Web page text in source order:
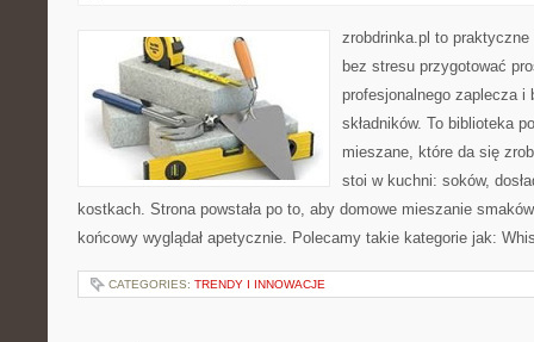
zrobdrinka.pl to
bez stresu przygotować
profesjonalnego zaplecza i
składników. To biblioteka
mieszane, które da się
stoi w kuchni: soków,
kostkach. Strona powstała po to, aby domowe mieszanie
końcowy wyglądał apetycznie. Polecamy takie kategorie jak:
CATEGORIES: TRENDY I INNOWACJE